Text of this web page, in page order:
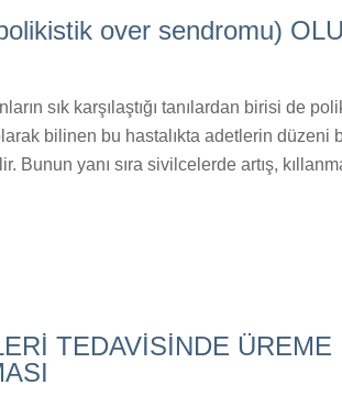
over sendromu)
sık karşılaştığı tanılardan birisi de
bilinen bu hastalıkta adetlerin düzeni
Bunun yanı sıra sivilcelerde artış,
TEDAVİSİNDE ÜREME